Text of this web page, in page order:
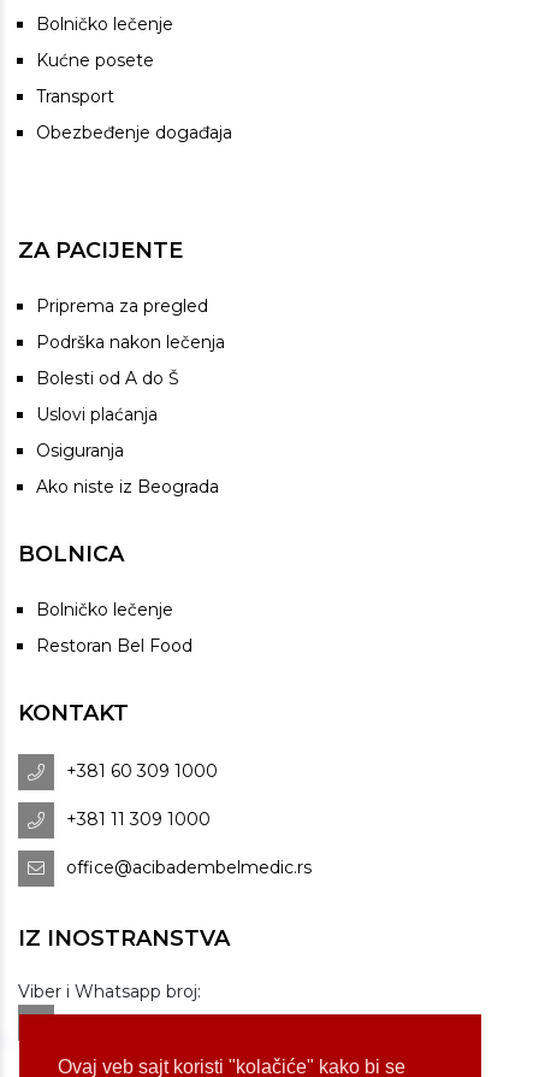
Ovaj veb sajt koristi "kolačiće" kako bi se
Bolničko lečenje
Kućne posete
Transport
Obezbeđenje događaja
ZA PACIJENTE
Priprema za pregled
Podrška nakon lečenja
Bolesti od A do Š
Uslovi plaćanja
Osiguranja
Ako niste iz Beograda
BOLNICA
Bolničko lečenje
Restoran Bel Food
KONTAKT
+381 60 309 1000
+381 11 309 1000
office@acibadembelmedic.rs
IZ INOSTRANSTVA
Viber i Whatsapp broj:
+381 60 309 1070
Dostupnost: od 07 do 22h